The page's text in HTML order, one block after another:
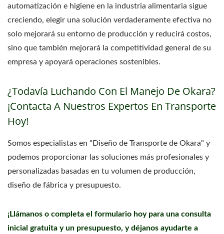
automatización e higiene en la industria alimentaria sigue
creciendo, elegir una solución verdaderamente efectiva no
solo mejorará su entorno de producción y reducirá costos,
sino que también mejorará la competitividad general de su
empresa y apoyará operaciones sostenibles.
¿Todavía Luchando Con El Manejo De Okara?
¡Contacta A Nuestros Expertos En Transporte
Hoy!
Somos especialistas en "Diseño de Transporte de Okara" y
podemos proporcionar las soluciones más profesionales y
personalizadas basadas en tu volumen de producción,
diseño de fábrica y presupuesto.
¡Llámanos o completa el formulario hoy para una consulta
inicial gratuita y un presupuesto, y déjanos ayudarte a